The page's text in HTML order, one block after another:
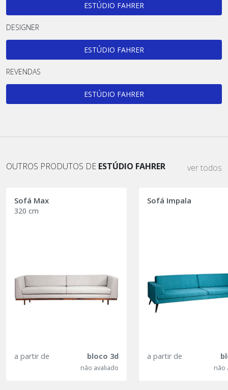
ESTÚDIO FAHRER
DESIGNER
ESTÚDIO FAHRER
REVENDAS
ESTÚDIO FAHRER
OUTROS PRODUTOS DE ESTÚDIO FAHRER ver todos
Sofá Max
320 cm
a partir de bloco 3d
não avaliado
Sofá Impala
a partir de
não